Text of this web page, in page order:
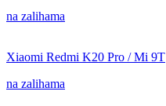
na zalihama
Xiaomi Redmi K20 Pro / Mi 9T
na zalihama